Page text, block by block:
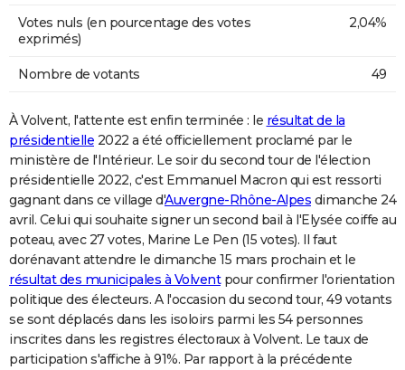
Votes nuls (en pourcentage des votes
exprimés)
2,04%
Nombre de votants 49
À Volvent, l'attente est enfin terminée : le résultat de la
présidentielle 2022 a été officiellement proclamé par le
ministère de l'Intérieur. Le soir du second tour de l'élection
présidentielle 2022, c'est Emmanuel Macron qui est ressorti
gagnant dans ce village d'Auvergne-Rhône-Alpes dimanche 24
avril. Celui qui souhaite signer un second bail à l'Elysée coiffe au
poteau, avec 27 votes, Marine Le Pen (15 votes). Il faut
dorénavant attendre le dimanche 15 mars prochain et le
résultat des municipales à Volventpour confirmer l'orientation
politique des électeurs. A l'occasion du second tour, 49 votants
se sont déplacés dans les isoloirs parmi les 54 personnes
inscrites dans les registres électoraux à Volvent. Le taux de
participation s'affiche à 91%. Par rapport à la précédente